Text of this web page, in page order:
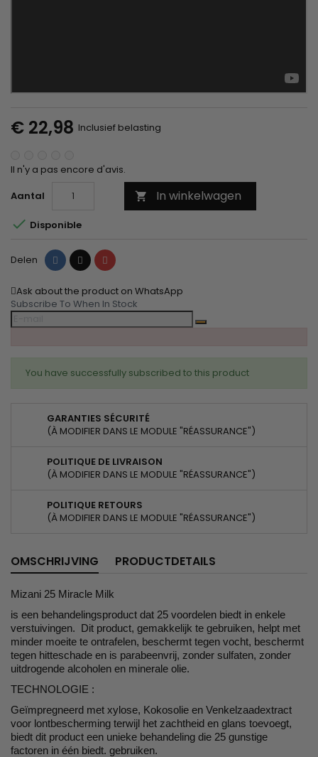
€ 22,98 Inclusief belasting
Il n'y a pas encore d'avis.
Aantal
 In winkelwagen
 Disponible
Delen Delen Tweet Pinterest
Ask about the product on WhatsApp
Subscribe To When In Stock
You have successfully subscribed to this product
GARANTIES SÉCURITÉ
(À MODIFIER DANS LE MODULE "RÉASSURANCE")
POLITIQUE DE LIVRAISON
(À MODIFIER DANS LE MODULE "RÉASSURANCE")
POLITIQUE RETOURS
(À MODIFIER DANS LE MODULE "RÉASSURANCE")
OMSCHRIJVING PRODUCTDETAILS
Mizani 25 Miracle Milk
is een behandelingsproduct dat 25 voordelen biedt in enkele
verstuivingen. Dit product, gemakkelijk te gebruiken, helpt met
minder moeite te ontrafelen, beschermt tegen vocht, beschermt
tegen hitteschade en is parabeenvrij, zonder sulfaten, zonder
uitdrogende alcoholen en minerale olie.
TECHNOLOGIE :
Geïmpregneerd met xylose, Kokosolie en Venkelzaadextract
voor lontbescherming terwijl het zachtheid en glans toevoegt,
biedt dit product een unieke behandeling die 25 gunstige
factoren in één biedt. gebruiken.